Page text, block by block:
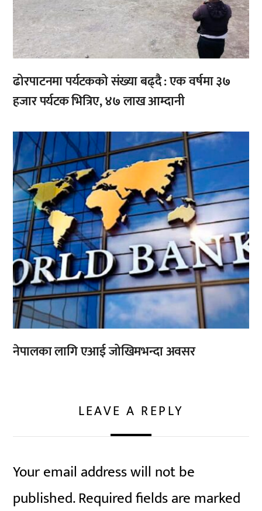
ढोरपाटनमा पर्यटकको संख्या बढ्दै : एक वर्षमा ३७
हजार पर्यटक भित्रिए, ४७ लाख आम्दानी
नेपालका लागि एआई जोखिमभन्दा अवसर
LEAVE A REPLY
Your email address will not be
published.Required fields are marked